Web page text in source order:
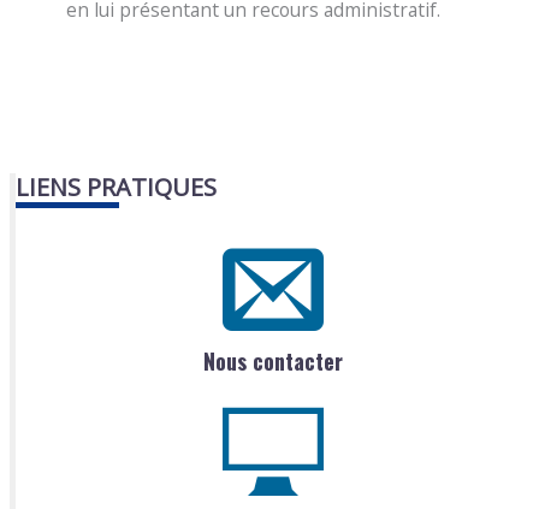
en lui présentant un recours administratif.
LIENS PRATIQUES
Nous contacter